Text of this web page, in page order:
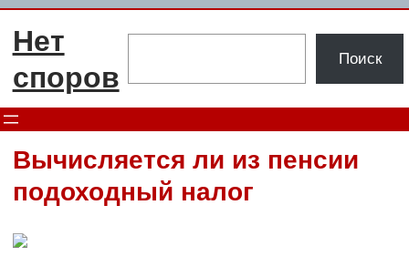
Перейти
Нет
споров
Поиск
Вычисляется ли из пенсии
подоходный налог